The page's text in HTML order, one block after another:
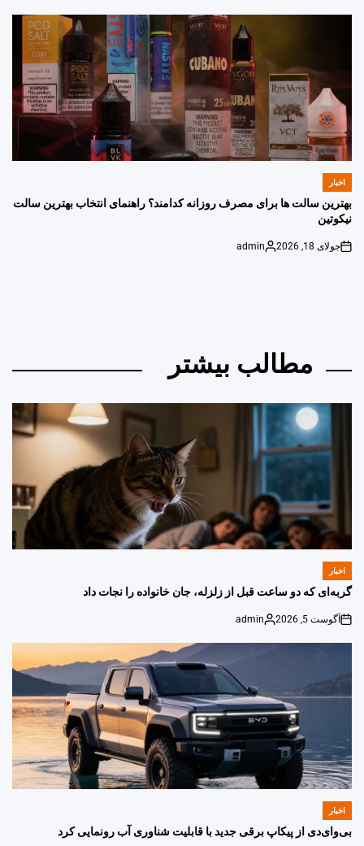
POSTED
اخبار
بهترین سالت ها برای مصرف روزانه کدامند؟ راهنمای انتخاب بهترین سالت
نیکوتین
on
جولای 18, 2026
Posted
admin
مطالب بیشتر
POSTED
IN
اخبار
گربه‌ای که دو ساعت قبل از زلزله، جان خانواده را نجات داد
on
آگوست 5, 2026
Posted
admin
POSTED
اخبار
بی‌وای‌دی از پیکاپ برقی جدید با قابلیت شناوری آب رونمایی کرد